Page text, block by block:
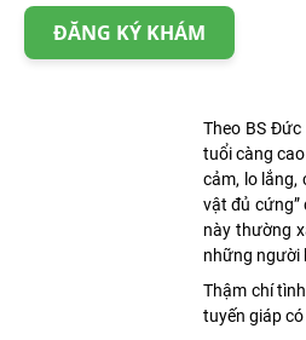
Theo BS
tuổi càng
cảm, lo
vật đủ cứng”
này thường
những người
Thậm chí
tuyến giáp
ĐĂNG KÝ KHÁM